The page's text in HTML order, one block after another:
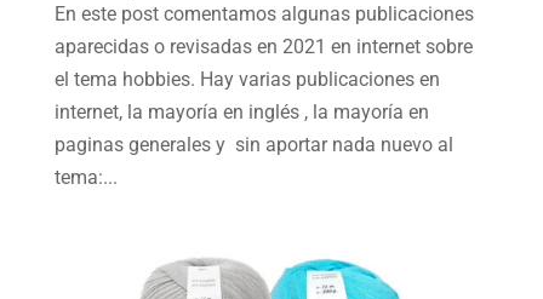
En este post comentamos algunas publicaciones
aparecidas o revisadas en 2021 en internet sobre
el tema hobbies. Hay varias publicaciones en
internet, la mayoría en inglés , la mayoría en
paginas generales y sin aportar nada nuevo al
tema:...